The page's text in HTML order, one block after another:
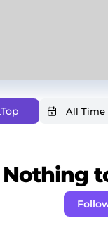
Top
Nothing